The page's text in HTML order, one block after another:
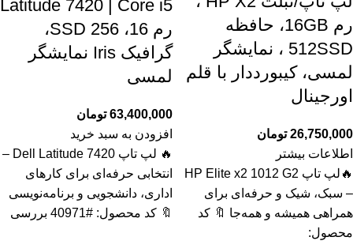
رم 16GB، حافظه
512SSD ، نمایشگر
لمسی، کیبورددار با قلم
اورجینال
26,750,000 تومان
اطلاعات بیشتر
🔥لپ تاپ HP Elite x2 1012 G2
– سبک، شیک و حرفه‌ای برای
همراهی همیشه و همه‌جا 🔖 کد
محصول:
Latitude 7420 | Core i5
رم 16، SSD 256،
گرافیک Iris نمایشگر
لمسی
63,400,000 تومان
افزودن به سبد خرید
🔥 لپ تاپ Dell Latitude 7420 –
انتخابی حرفه‌ای برای کارهای
اداری، دانشجویی و برنامه‌نویسی
🔖 کد محصول: #40971 بررسی